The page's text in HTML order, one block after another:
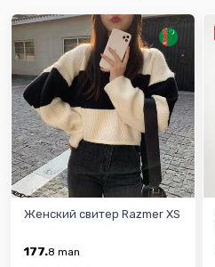
Женский свитер Razmer XS
177.8 man